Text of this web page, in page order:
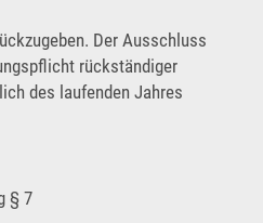
Der Ausschluss
rückständiger
des laufenden Jahres
§ 7